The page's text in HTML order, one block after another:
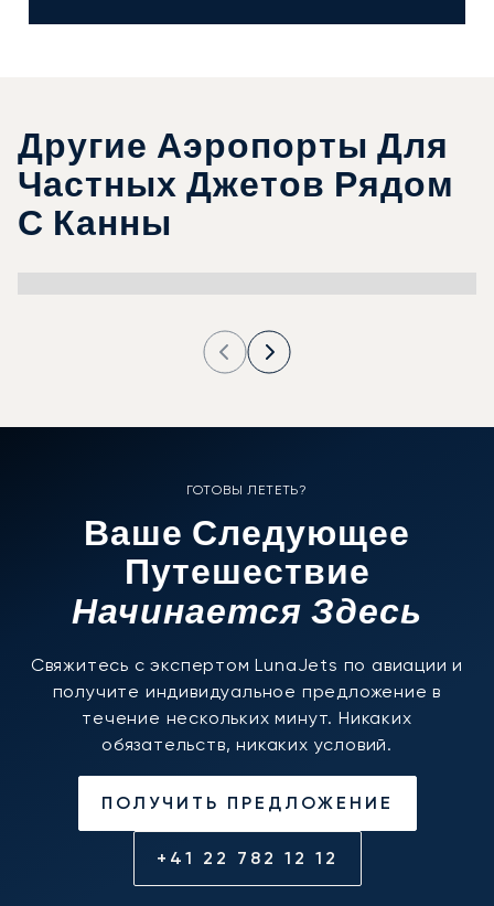
Другие Аэропорты Для
Частных Джетов Рядом
С Канны
ГОТОВЫ ЛЕТЕТЬ?
Ваше Следующее
Путешествие
Начинается Здесь
Свяжитесь с экспертом LunaJets по авиации и
получите индивидуальное предложение в
течение нескольких минут. Никаких
обязательств, никаких условий.
ПОЛУЧИТЬ ПРЕДЛОЖЕНИЕ
+41 22 782 12 12